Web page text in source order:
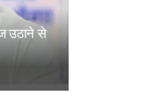
उठाने से